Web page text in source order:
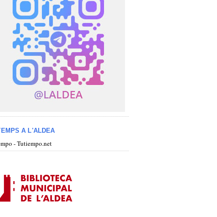
A L'ALDEA
- Tutiempo.net